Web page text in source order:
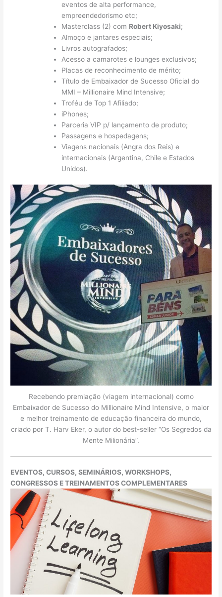
eventos de alta performance,
empreendedorismo etc;
Masterclass (2) com Robert Kiyosaki;
Almoço e jantares especiais;
Livros autografados;
Acesso a camarotes e lounges exclusivos;
Placas de reconhecimento de mérito;
Título de Embaixador de Sucesso Oficial do
MMI – Millionaire Mind Intensive;
Troféu de Top 1 Afiliado;
iPhones;
Parceria VIP p/ lançamento de produto;
Passagens e hospedagens;
Viagens nacionais (Angra dos Reis) e
internacionais (Argentina, Chile e Estados
Unidos).
Recebendo premiação (viagem internacional) como
Embaixador de Sucesso do Millionaire Mind Intensive, o maior
e melhor treinamento de educação financeira do mundo,
criado por T. Harv Eker, o autor do best-seller “Os Segredos da
Mente Milionária”.
EVENTOS, CURSOS, SEMINÁRIOS, WORKSHOPS,
CONGRESSOS E TREINAMENTOS COMPLEMENTARES